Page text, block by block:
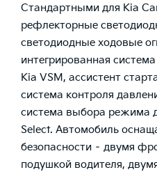
Стандартными для Kia
рефлекторные
светодиодные ходовые
интегрированная
Kia VSM, ассистент
система контроля
система выбора режима
Select. Автомобиль
безопасности – двумя
подушкой водителя,